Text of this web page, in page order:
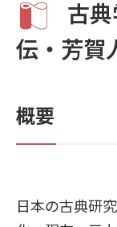
古
伝・芳賀
概要
日本の古典研